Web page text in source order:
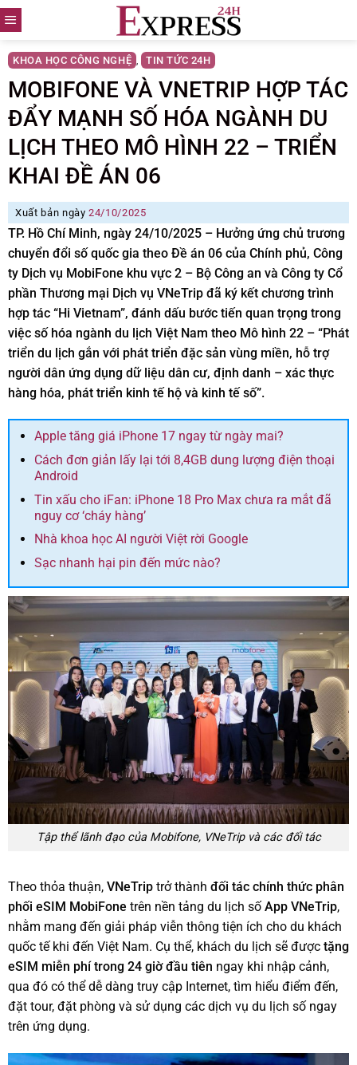
Skip
to
content
KHOA HỌC CÔNG NGHỆ , TIN TỨC 24H
MOBIFONE VÀ VNETRIP HỢP TÁC
ĐẨY MẠNH SỐ HÓA NGÀNH DU
LỊCH THEO MÔ HÌNH 22 – TRIỂN
KHAI ĐỀ ÁN 06
Xuất bản ngày24/10/2025
TP. Hồ Chí Minh, ngày 24/10/2025 – Hưởng ứng chủ trương
chuyển đổi số quốc gia theo Đề án 06 của Chính phủ, Công
ty Dịch vụ MobiFone khu vực 2 – Bộ Công an và Công ty Cổ
phần Thương mại Dịch vụ VNeTrip đã ký kết chương trình
hợp tác “Hi Vietnam”, đánh dấu bước tiến quan trọng trong
việc số hóa ngành du lịch Việt Nam theo Mô hình 22 – “Phát
triển du lịch gắn với phát triển đặc sản vùng miền, hỗ trợ
người dân ứng dụng dữ liệu dân cư, định danh – xác thực
hàng hóa, phát triển kinh tế hộ và kinh tế số”.
Apple tăng giá iPhone 17 ngay từ ngày mai?
Cách đơn giản lấy lại tới 8,4GB dung lượng điện thoại
Android
Tin xấu cho iFan: iPhone 18 Pro Max chưa ra mắt đã
nguy cơ ‘cháy hàng’
Nhà khoa học AI người Việt rời Google
Sạc nhanh hại pin đến mức nào?
Tập thể lãnh đạo của Mobifone, VNeTrip và các đối tác
Theo thỏa thuận, VNeTrip trở thành đối tác chính thức phân
phối eSIM MobiFone trên nền tảng du lịch số App VNeTrip,
nhằm mang đến giải pháp viễn thông tiện ích cho du khách
quốc tế khi đến Việt Nam. Cụ thể, khách du lịch sẽ được tặng
eSIM miễn phí trong 24 giờ đầu tiên ngay khi nhập cảnh,
qua đó có thể dễ dàng truy cập Internet, tìm hiểu điểm đến,
đặt tour, đặt phòng và sử dụng các dịch vụ du lịch số ngay
trên ứng dụng.